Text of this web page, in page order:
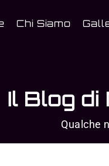
Chi Siamo
Il Blog
Qualche